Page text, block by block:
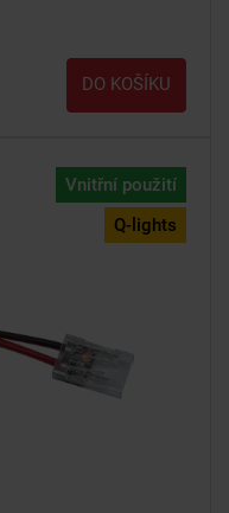
DO KOŠÍKU
Vnitřní použití
Q-lights